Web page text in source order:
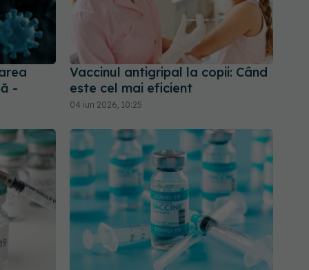
-
Vaccinul antigripal la copii: Când
este cel mai eficient
04 iun 2026, 10:25